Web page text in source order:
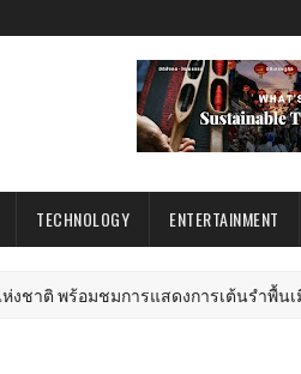
TECHNOLOGY ENTERTAINMENT
ชมการแสดงการเต้นรำพื้นเมืองเปรูแ